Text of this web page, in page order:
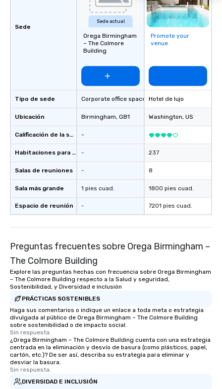
Sede
Tipo de sede
Ubicación
Calificación de la sede
Habitaciones para huéspedes
Salas de reuniones
Sala más grande
Espacio de reunión
Sede actual
Orega Birmingham
– The Colmore
Building
Corporate office space
Birmingham, GB1
-
-
-
1 pies cuad.
-
Promote your
venue
Hotel de lujo
Washington, US
237
8
1800 pies cuad.
7201 pies cuad.
Preguntas frecuentes sobre Orega Birmingham –
The Colmore Building
Explore las preguntas hechas con frecuencia sobre Orega Birmingham
– The Colmore Building respecto a la Salud y seguridad,
Sostenibilidad, y Diversidad e inclusión
PRÁCTICAS SOSTENIBLES
Haga sus comentarios o indique un enlace a toda meta o estrategia
divulgada al público de Orega Birmingham – The Colmore Building
sobre sostenibilidad o de impacto social.
Sin respuesta.
¿Orega Birmingham – The Colmore Building cuenta con una estrategia
centrada en la eliminación y desvío de basura (como plásticos, papel,
cartón, etc.)? De ser así, describa su estrategia para eliminar y
desviar la basura.
Sin respuesta.
DIVERSIDAD E INCLUSIÓN